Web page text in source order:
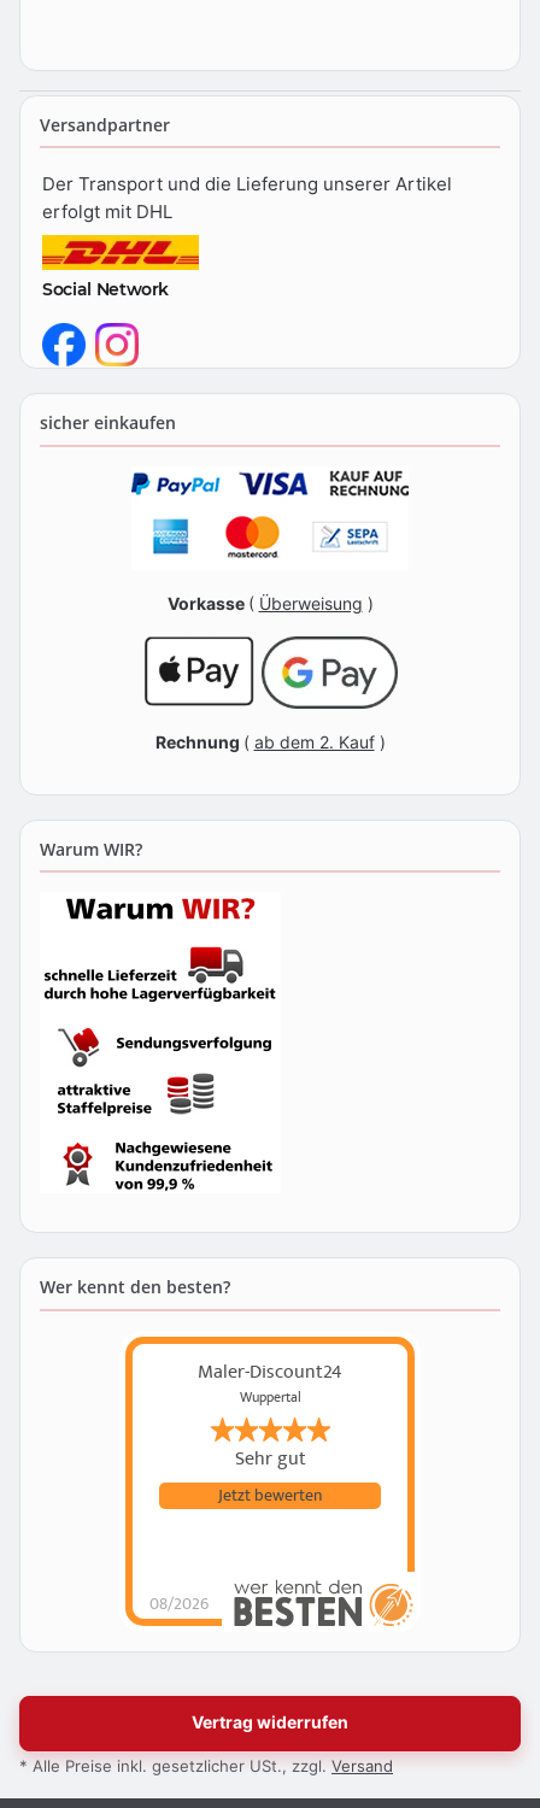
Versandpartner
Der Transport und die Lieferung unserer Artikel
erfolgt mit DHL
Social Network
sicher einkaufen
Vorkasse ( Überweisung )
Rechnung ( ab dem 2. Kauf)
Warum WIR?
Wer kennt den besten?
Maler-Discount24
Wuppertal
Sehr gut
08/2026
Jetzt bewerten
Vertrag widerrufen
* Alle Preise inkl. gesetzlicher USt., zzgl. Versand